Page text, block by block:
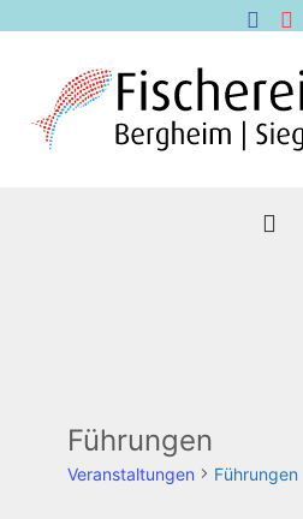
Führungen
Veranstaltungen Führungen